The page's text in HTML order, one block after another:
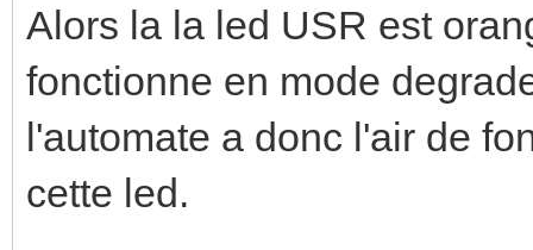
Alors la la led USR est
fonctionne en mode
l'automate a donc l'air de
cette led.